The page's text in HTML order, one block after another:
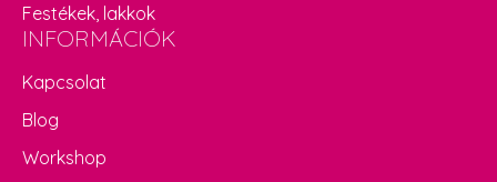
Festékek, lakkok
INFORMÁCIÓK
Kapcsolat
Blog
Workshop